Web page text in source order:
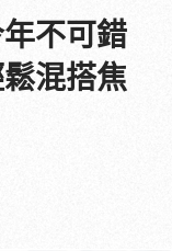
不可錯
混搭焦